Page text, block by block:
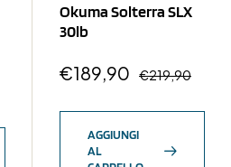
Okuma Solterra SLX
30lb
€219,90
€189,90
AGGIUNGI
AL